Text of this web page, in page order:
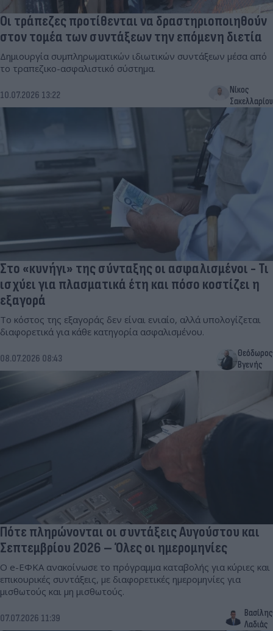
Οι τράπεζες προτίθενται να δραστηριοποιηθούν
στον τομέα των συντάξεων την επόμενη διετία
Δημιουργία συμπληρωματικών ιδιωτικών συντάξεων μέσα από
το τραπεζικο-ασφαλιστικό σύστημα.
10.07.2026 13:22
Νίκος
Σακελλαρίου
Στο «κυνήγι» της σύνταξης οι ασφαλισμένοι - Τι
ισχύει για πλασματικά έτη και πόσο κοστίζει η
εξαγορά
Το κόστος της εξαγοράς δεν είναι ενιαίο, αλλά υπολογίζεται
διαφορετικά για κάθε κατηγορία ασφαλισμένου.
08.07.2026 08:43
Θεόδωρος
Βγενής
Πότε πληρώνονται οι συντάξεις Αυγούστου και
Σεπτεμβρίου 2026 – Όλες οι ημερομηνίες
Ο e-ΕΦΚΑ ανακοίνωσε το πρόγραμμα καταβολής για κύριες και
επικουρικές συντάξεις, με διαφορετικές ημερομηνίες για
μισθωτούς και μη μισθωτούς.
07.07.2026 11:39
Βασίλης
Λαδιάς